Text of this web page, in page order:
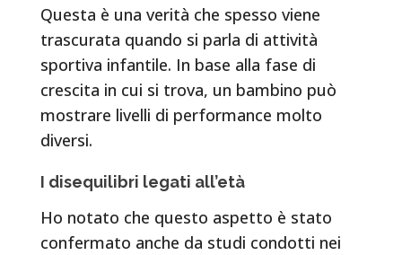
Questa è una verità che spesso viene
trascurata quando si parla di attività
sportiva infantile. In base alla fase di
crescita in cui si trova, un bambino può
mostrare livelli di performance molto
diversi.
I disequilibri legati all’età
Ho notato che questo aspetto è stato
confermato anche da studi condotti nei